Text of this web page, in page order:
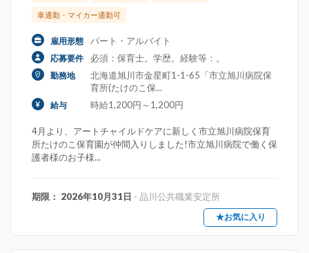
車通勤・マイカー通勤可
雇用形態 パート・アルバイト
応募要件 必須：保育士。学歴。経験等：。
勤務地
北海道旭川市金星町1-1-65「市立旭川病院保
育所(たけのこ保...
給与 時給1,200円～1,200円
4月より、アートチャイルドケアに新しく市立旭川病院保育
所たけのこ保育園が仲間入りしました!市立旭川病院で働く保
護者様のお子様...
期限： 2026年10月31日 - 品川公共職業安定所
★お気に入り